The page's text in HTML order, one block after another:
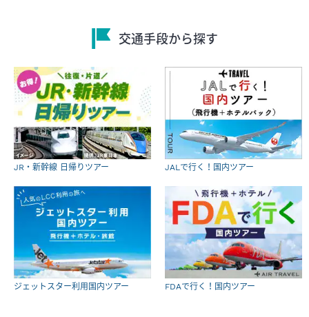
交通手段から探す
JR・新幹線 日帰りツアー JALで行く！国内ツアー
ジェットスター利用国内ツアー FDAで行く！国内ツアー